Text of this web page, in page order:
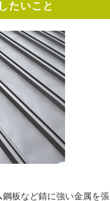
たいこと
板など錆に強い金属を